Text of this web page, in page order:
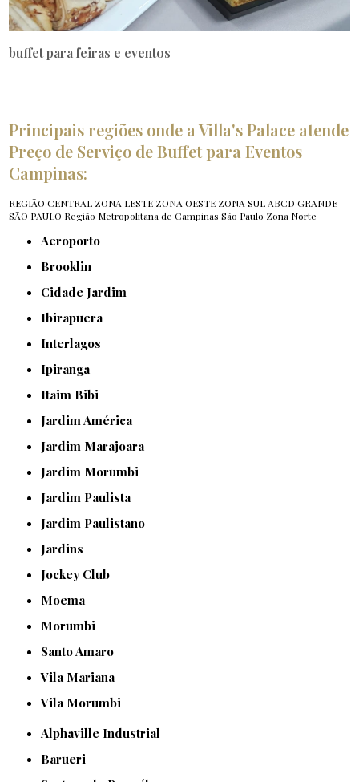
buffet para feiras e eventos
Principais regiões onde a Villa's Palace atende
Preço de Serviço de Buffet para Eventos
Campinas:
REGIÃO CENTRAL ZONA LESTE ZONA OESTE ZONA SUL ABCD GRANDE
SÃO PAULO Região Metropolitana de Campinas São Paulo Zona Norte
Aeroporto
Brooklin
Cidade Jardim
Ibirapuera
Interlagos
Ipiranga
Itaim Bibi
Jardim América
Jardim Marajoara
Jardim Morumbi
Jardim Paulista
Jardim Paulistano
Jardins
Jockey Club
Moema
Morumbi
Santo Amaro
Vila Mariana
Vila Morumbi
Alphaville Industrial
Barueri